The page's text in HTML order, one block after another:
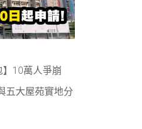
】10萬人爭崩
五大屋苑實地分